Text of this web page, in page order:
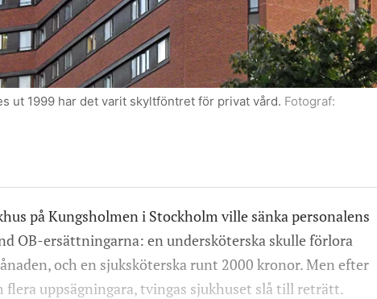
ut 1999 har det varit skyltföntret för privat vård. Fotograf:
på Kungsholmen i Stockholm ville sänka personalens
OB-ersättningarna: en undersköterska skulle förlora
och en sjuksköterska runt 2000 kronor. Men efter
flera uppsägningara, tvingas sjukhuset slå till reträtt.